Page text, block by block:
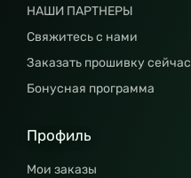
НАШИ ПАРТНЕРЫ
Свяжитесь с нами
Заказать прошивку сейчас
Бонусная программа
Профиль
Мои заказы